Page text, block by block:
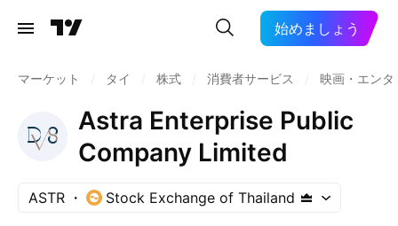
始めましょう
マーケット タイ 株式 消費者サービス 映画・エン
Astra Enterprise Public
Company Limited
ASTR Stock Exchange of Thailand